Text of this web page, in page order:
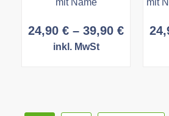
24,90 € – 39,90 €
inkl. MwSt